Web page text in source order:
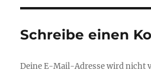
Schreibe einen
Deine E-Mail-Adresse wird nicht